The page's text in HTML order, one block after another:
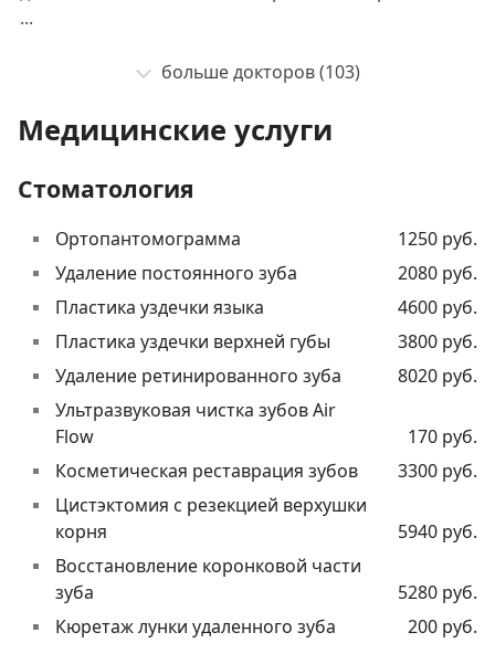
...
больше докторов (103)
Медицинские услуги
Стоматология
Ортопантомограмма
1250 руб.
Удаление постоянного зуба
2080 руб.
Пластика уздечки языка
4600 руб.
Пластика уздечки верхней губы
3800 руб.
Удаление ретинированного зуба
8020 руб.
Ультразвуковая чистка зубов Air
Flow
170 руб.
Косметическая реставрация зубов
3300 руб.
Цистэктомия с резекцией верхушки
корня
5940 руб.
Восстановление коронковой части
зуба
5280 руб.
Кюретаж лунки удаленного зуба
200 руб.